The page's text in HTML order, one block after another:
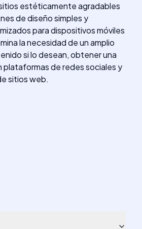
estéticamente agradables
de diseño simples y
para dispositivos móviles
la necesidad de un amplio
si lo desean, obtener una
plataformas de redes sociales y
sitios web.